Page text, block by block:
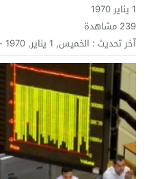
1 يناير 1970
239 مشاهدة
آخر تحديث : الخميس, 1 يناير, 1970 - 12:00 صباحًا